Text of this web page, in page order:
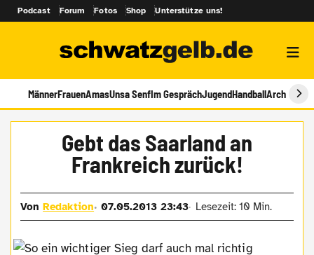
Podcast Forum Fotos Shop Unterstütze uns!
MännerFrauenAmasUnsa SenfIm GesprächJugendHandballArchiv
Gebt das Saarland an
Frankreich zurück!
VonRedaktion 07.05.2013 23:43 Lesezeit: 10 Min.